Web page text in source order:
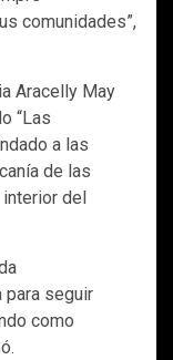
comunidades”,
Aracelly May
“Las
a las
de las
del
para seguir
como